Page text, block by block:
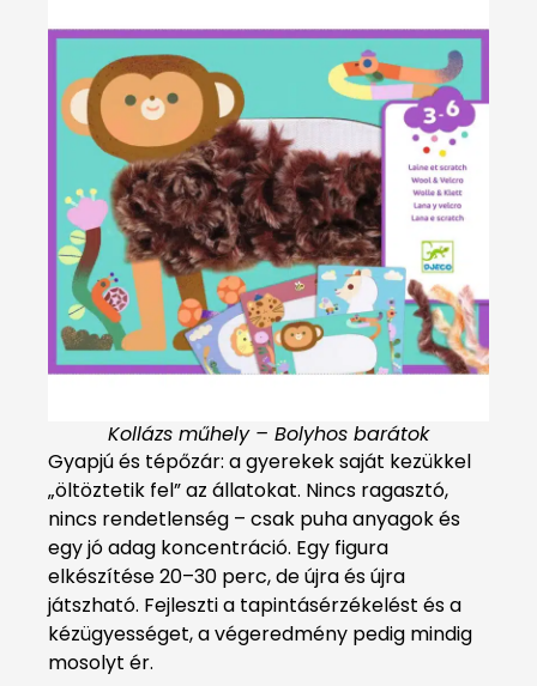
Kollázs műhely – Bolyhos barátok
Gyapjú és tépőzár: a gyerekek saját kezükkel
„öltöztetik fel” az állatokat. Nincs ragasztó,
nincs rendetlenség – csak puha anyagok és
egy jó adag koncentráció. Egy figura
elkészítése 20–30 perc, de újra és újra
játszható. Fejleszti a tapintásérzékelést és a
kézügyességet, a végeredmény pedig mindig
mosolyt ér.